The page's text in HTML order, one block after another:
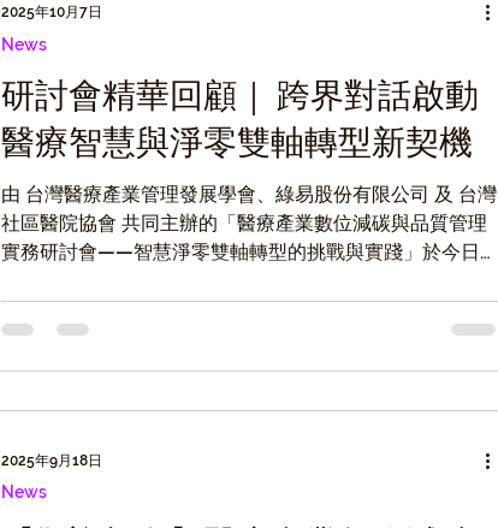
研討會精華回顧｜ 跨界對話啟動
醫療智慧與淨零雙軸轉型新契機
由 台灣醫療產業管理發展學會、綠易股份有限公司 及 台灣
社區醫院協會 共同主辦的「醫療產業數位減碳與品質管理
實務研討會——智慧淨零雙軸轉型的挑戰與實踐」於今日
上參與。活動匯聚醫療、建築與永續管理領域的專家，共
同探討醫療產業如何在確保照護品質的同時，以數位科技
驅動減碳行動，邁向智慧與淨零並行的雙軸轉型。
News
2025年10月7日
News
2025年9月18日